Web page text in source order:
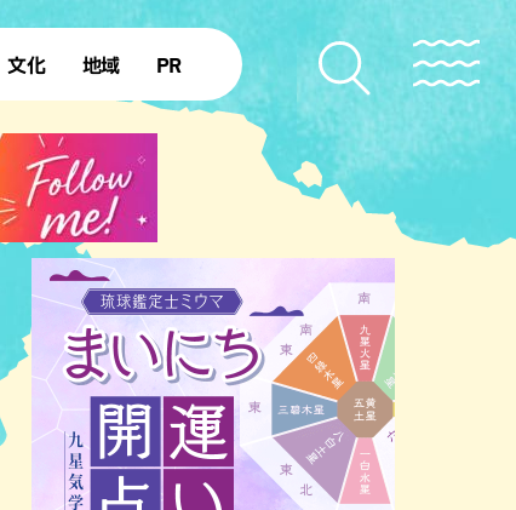
文化
復帰50年
地域
本島北部 本島中部
本島南部 先島諸島
北部離島
PR